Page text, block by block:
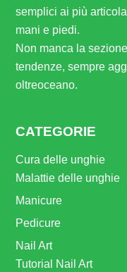
semplici ai più
mani e piedi.
Non manca la
tendenze, sempre
oltreoceano.
CATEGORIE
Cura delle unghie
Malattie delle unghie
Manicure
Pedicure
Nail Art
Tutorial Nail Art